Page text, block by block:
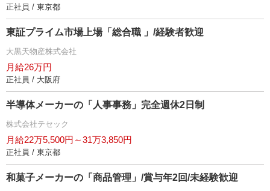
正社員 / 東京都
東証プライム市場上場「総合職 」/経験者歓迎
大黒天物産株式会社
月給26万円
正社員 / 大阪府
半導体メーカーの「人事事務」完全週休2日制
株式会社テセック
月給22万5,500円～31万3,850円
正社員 / 東京都
和菓子メーカーの「商品管理」/賞与年2回/未経験歓迎